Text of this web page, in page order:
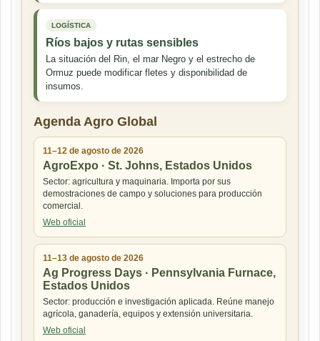
LOGÍSTICA
Ríos bajos y rutas sensibles
La situación del Rin, el mar Negro y el estrecho de
Ormuz puede modificar fletes y disponibilidad de
insumos.
Agenda Agro Global
11–12 de agosto de 2026
AgroExpo · St. Johns, Estados Unidos
Sector: agricultura y maquinaria. Importa por sus
demostraciones de campo y soluciones para producción
comercial.
Web oficial
11–13 de agosto de 2026
Ag Progress Days · Pennsylvania Furnace,
Estados Unidos
Sector: producción e investigación aplicada. Reúne manejo
agrícola, ganadería, equipos y extensión universitaria.
Web oficial